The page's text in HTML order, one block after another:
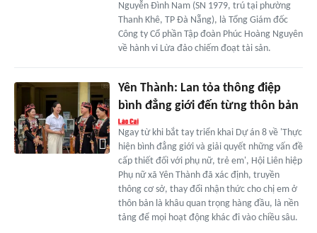
Nguyễn Đình Nam (SN 1979, trú tại phường
Thanh Khê, TP Đà Nẵng), là Tổng Giám đốc
Công ty Cổ phần Tập đoàn Phúc Hoàng Nguyên
về hành vi Lừa đảo chiếm đoạt tài sản.
Yên Thành: Lan tỏa thông điệp
bình đẳng giới đến từng thôn bản
Ngay từ khi bắt tay triển khai Dự án 8 về 'Thực
hiện bình đẳng giới và giải quyết những vấn đề
cấp thiết đối với phụ nữ, trẻ em', Hội Liên hiệp
Phụ nữ xã Yên Thành đã xác định, truyền
thông cơ sở, thay đổi nhận thức cho chị em ở
thôn bản là khâu quan trọng hàng đầu, là nền
tảng để mọi hoạt động khác đi vào chiều sâu.